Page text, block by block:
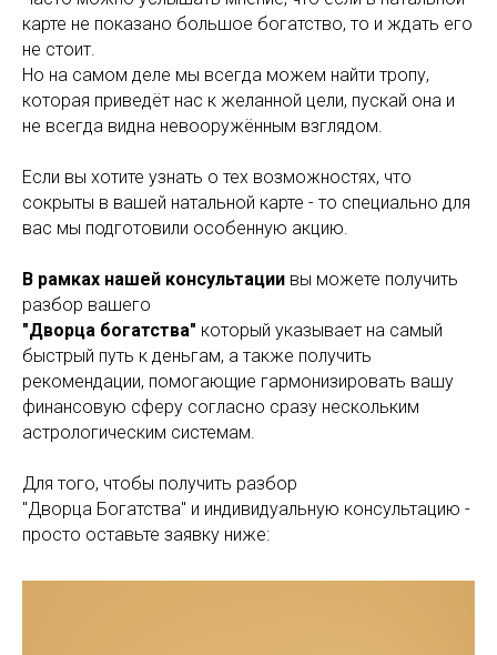
карте не показано большое богатство, то и ждать его
не стоит.
Но на самом деле мы всегда можем найти тропу,
которая приведёт нас к желанной цели, пускай она и
не всегда видна невооружённым взглядом.
Если вы хотите узнать о тех возможностях, что
сокрыты в вашей натальной карте - то специально для
вас мы подготовили особенную акцию.
В рамках нашей консультации вы можете получить
разбор вашего
"Дворца богатства" который указывает на самый
быстрый путь к деньгам, а также получить
рекомендации, помогающие гармонизировать вашу
финансовую сферу согласно сразу нескольким
астрологическим системам.
Для того, чтобы получить разбор
"Дворца Богатства" и индивидуальную консультацию -
просто оставьте заявку ниже: